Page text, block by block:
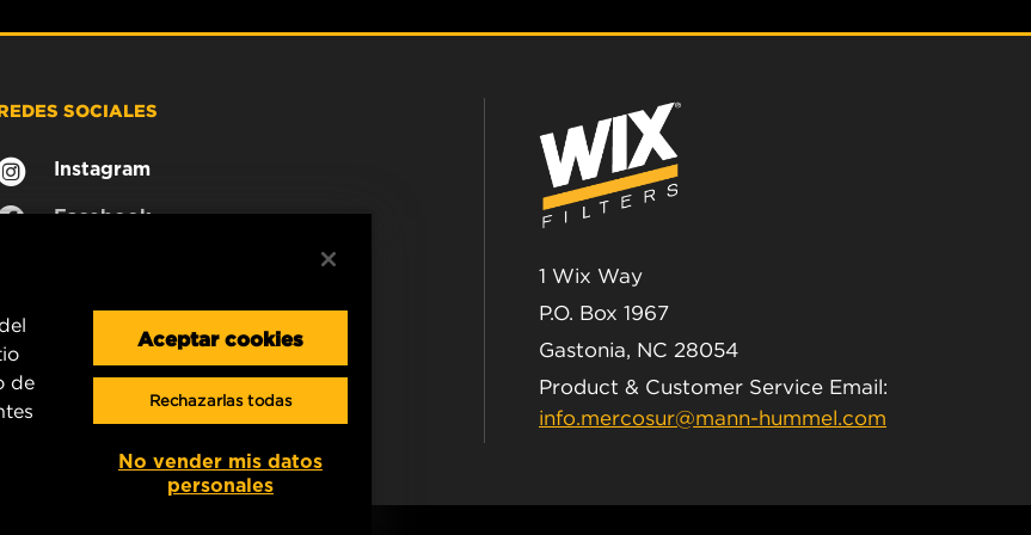
SOCIALES
Instagram
Facebook
1 Wix Way
P.O. Box 1967
Gastonia, NC 28054
Product & Customer Service Email:
info.mercosur@mann-hummel.com
de
Aceptar cookies
Rechazarlas todas
No vender mis datos
personales